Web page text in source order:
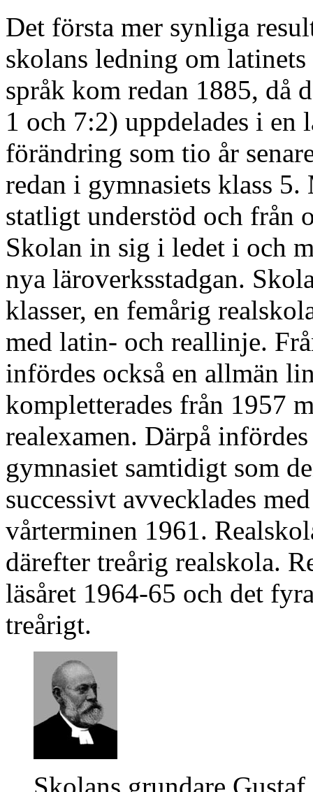
Det första mer synliga
skolans ledning om
språk kom redan 1885, då
1 och 7:2) uppdelades i en
förändring som tio år
redan i gymnasiets klass
statligt understöd och från
Skolan in sig i ledet i och
nya läroverksstadgan.
klasser, en femårig
med latin- och reallinje.
infördes också en allmän
kompletterades från 1957
realexamen. Därpå
gymnasiet samtidigt som
successivt avvecklades
vårterminen 1961.
därefter treårig realskola.
läsåret 1964-65 och det
treårigt.
Skolans grundare